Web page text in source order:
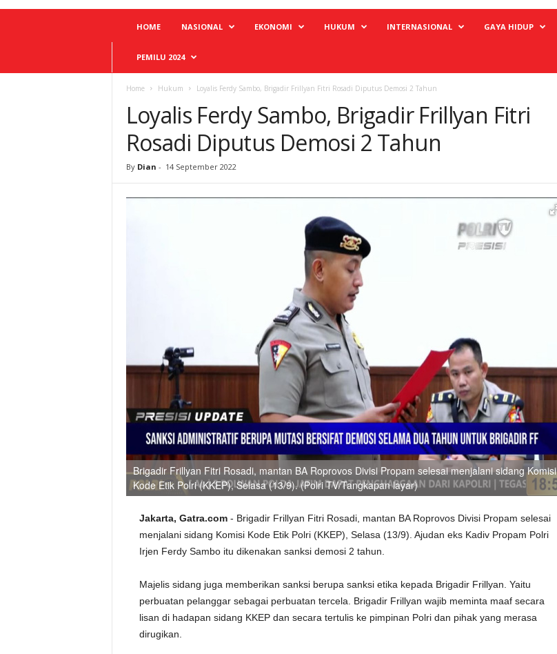
HOME NASIONAL EKONOMI HUKUM INTERNASIONAL GAYA HIDUP
PEMILU 2024
Home Hukum Loyalis Ferdy Sambo, Brigadir Frillyan Fitri Rosadi Diputus Demosi 2 Tahun
Loyalis Ferdy Sambo, Brigadir Frillyan Fitri
Rosadi Diputus Demosi 2 Tahun
By Dian - 14 September 2022
Brigadir Frillyan Fitri Rosadi, mantan BA Roprovos Divisi Propam selesai menjalani sidang Komisi
Kode Etik Polri (KKEP), Selasa (13/9). (Polri TV/Tangkapan layar)
Jakarta, Gatra.com- Brigadir Frillyan Fitri Rosadi, mantan BA Roprovos Divisi Propam selesai
menjalani sidang Komisi Kode Etik Polri (KKEP), Selasa (13/9). Ajudan eks Kadiv Propam Polri
Irjen Ferdy Sambo itu dikenakan sanksi demosi 2 tahun.
Majelis sidang juga memberikan sanksi berupa sanksi etika kepada Brigadir Frillyan. Yaitu
perbuatan pelanggar sebagai perbuatan tercela. Brigadir Frillyan wajib meminta maaf secara
lisan di hadapan sidang KKEP dan secara tertulis ke pimpinan Polri dan pihak yang merasa
dirugikan.